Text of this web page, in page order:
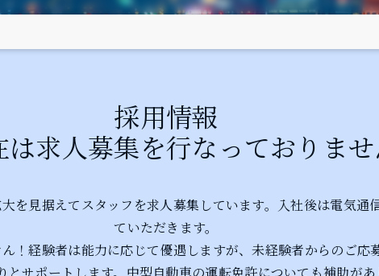
採用情報
求人募集を行なっておりま
を見据えてスタッフを求人募集しています。入社後は電気通
ていただきます。
！経験者は能力に応じて優遇しますが、未経験者からのご応
サポートします。中型自動車の運転免許についても補助があ